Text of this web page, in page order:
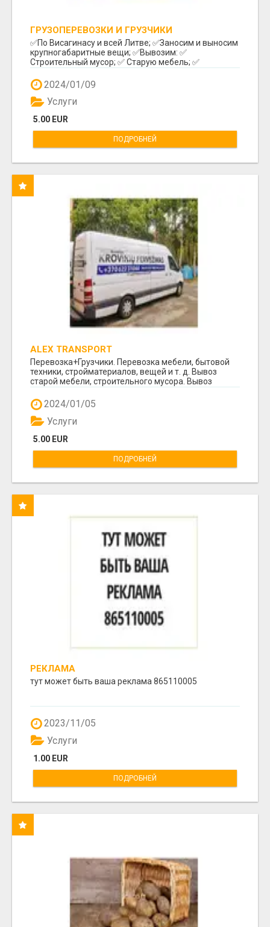
ГРУЗОПЕРЕВОЗКИ И ГРУЗЧИКИ
✅️По Висагинасу и всей Литве; ✅️Заносим и выносим
крупногабаритные вещи; ✅️Вывозим: ✅️
Строительный мусор; ✅️ Старую мебель; ✅️
2024/01/09
5.00 EUR
Услуги
ПОДРОБНЕЙ
ALEX TRANSPORT
Перевозка+Грузчики. Перевозка мебели, бытовой
техники, стройматериалов, вещей и т. д. Вывоз
старой мебели, строительного мусора. Вывоз
2024/01/05
5.00 EUR
Услуги
ПОДРОБНЕЙ
РЕКЛАМА
тут может быть ваша реклама 865110005
2023/11/05
1.00 EUR
Услуги
ПОДРОБНЕЙ